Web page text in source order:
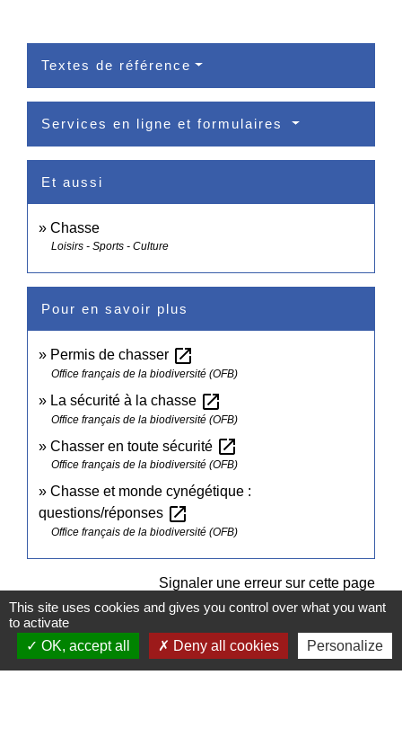
Textes de référence
Services en ligne et formulaires
Et aussi
Chasse
Loisirs - Sports - Culture
Pour en savoir plus
Permis de chasser open_in_new
Office français de la biodiversité (OFB)
La sécurité à la chasse open_in_new
Office français de la biodiversité (OFB)
Chasser en toute sécurité open_in_new
Office français de la biodiversité (OFB)
Chasse et monde cynégétique :
questions/réponses open_in_new
Office français de la biodiversité (OFB)
Signaler une erreur sur cette page
This site uses cookies and gives you control over what you want
to activate
OK, accept all
Deny all cookies Personalize